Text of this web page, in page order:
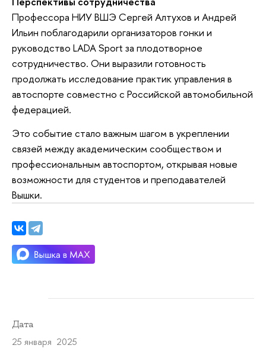
Профессора НИУ ВШЭ Сергей Алтухов и Андрей
Ильин поблагодарили организаторов гонки и
руководство LADA Sport за плодотворное
сотрудничество. Они выразили готовность
продолжать исследование практик управления в
автоспорте совместно с Российской автомобильной
федерацией.
Это событие стало важным шагом в укреплении
связей между академическим сообществом и
профессиональным автоспортом, открывая новые
возможности для студентов и преподавателей
Вышки.
Дата
25 января 2025